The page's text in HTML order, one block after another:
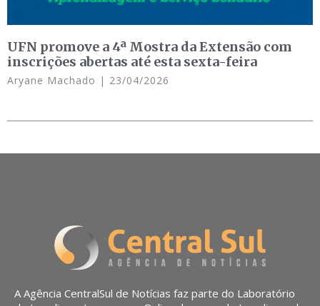
UFN promove a 4ª Mostra da Extensão com
inscrições abertas até esta sexta-feira
Aryane Machado 23/04/2026
A Agência CentralSul de Notícias faz parte do Laboratório